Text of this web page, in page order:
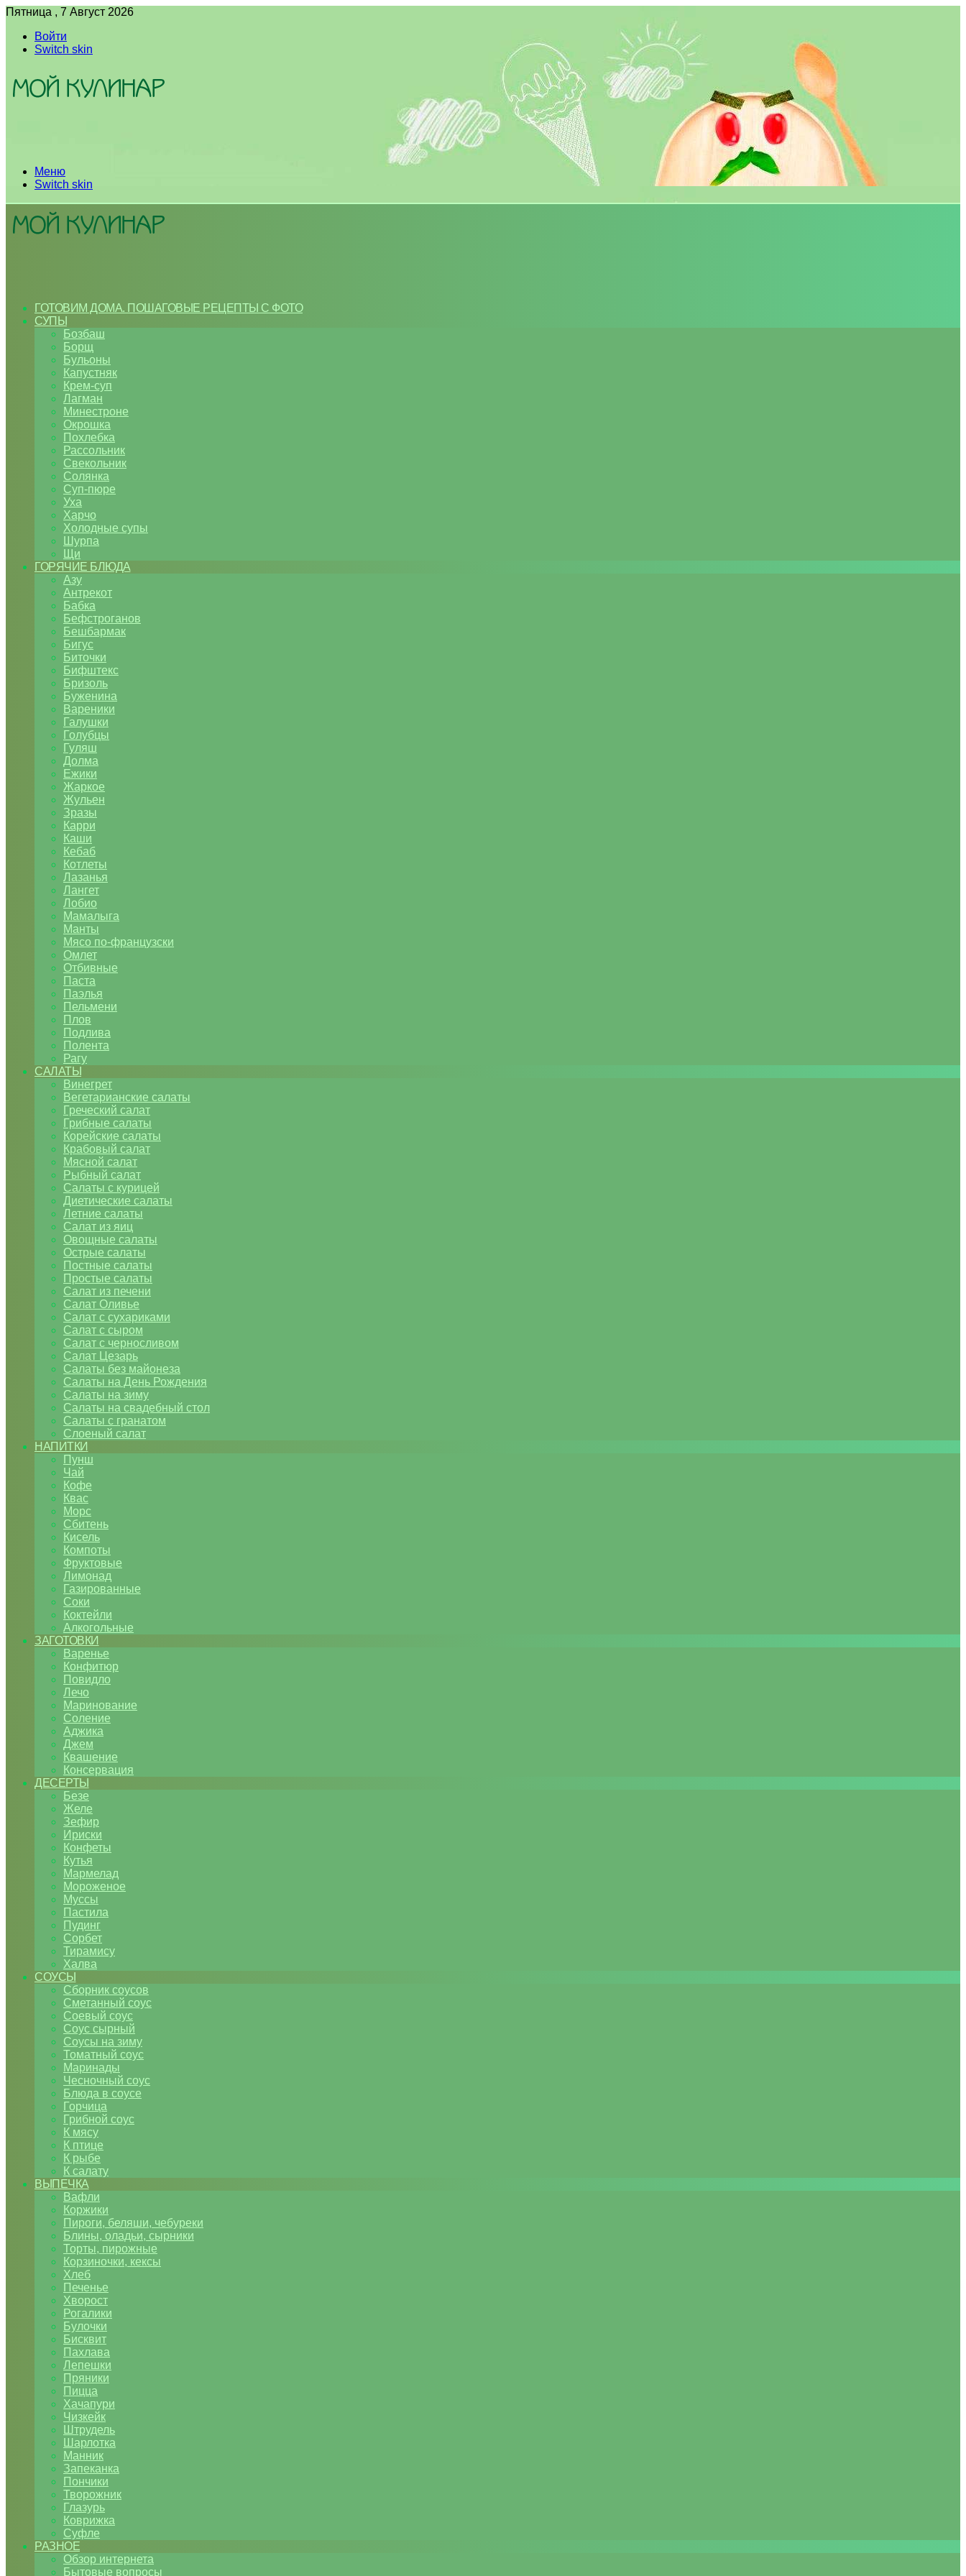
Пятница , 7 Август 2026
Войти
Switch skin
Меню
Switch skin
ГОТОВИМ ДОМА. ПОШАГОВЫЕ РЕЦЕПТЫ С ФОТО
СУПЫ
Бозбаш
Борщ
Бульоны
Капустняк
Крем-суп
Лагман
Минестроне
Окрошка
Похлебка
Рассольник
Свекольник
Солянка
Суп-пюре
Уха
Харчо
Холодные супы
Шурпа
Щи
ГОРЯЧИЕ БЛЮДА
Азу
Антрекот
Бабка
Бефстроганов
Бешбармак
Бигус
Биточки
Бифштекс
Бризоль
Буженина
Вареники
Галушки
Голубцы
Гуляш
Долма
Ежики
Жаркое
Жульен
Зразы
Карри
Каши
Кебаб
Котлеты
Лазанья
Лангет
Лобио
Мамалыга
Манты
Мясо по-французски
Омлет
Отбивные
Паста
Паэлья
Пельмени
Плов
Подлива
Полента
Рагу
САЛАТЫ
Винегрет
Вегетарианские салаты
Греческий салат
Грибные салаты
Корейские салаты
Крабовый салат
Мясной салат
Рыбный салат
Салаты с курицей
Диетические салаты
Летние салаты
Салат из яиц
Овощные салаты
Острые салаты
Постные салаты
Простые салаты
Салат из печени
Салат Оливье
Салат с сухариками
Салат с сыром
Салат с черносливом
Салат Цезарь
Салаты без майонеза
Салаты на День Рождения
Салаты на зиму
Салаты на свадебный стол
Салаты с гранатом
Слоеный салат
НАПИТКИ
Пунш
Чай
Кофе
Квас
Морс
Сбитень
Кисель
Компоты
Фруктовые
Лимонад
Газированные
Соки
Коктейли
Алкогольные
ЗАГОТОВКИ
Варенье
Конфитюр
Повидло
Лечо
Маринование
Соление
Аджика
Джем
Квашение
Консервация
ДЕСЕРТЫ
Безе
Желе
Зефир
Ириски
Конфеты
Кутья
Мармелад
Мороженое
Муссы
Пастила
Пудинг
Сорбет
Тирамису
Халва
СОУСЫ
Сборник соусов
Сметанный соус
Соевый соус
Соус сырный
Соусы на зиму
Томатный соус
Маринады
Чесночный соус
Блюда в соусе
Горчица
Грибной соус
К мясу
К птице
К рыбе
К салату
ВЫПЕЧКА
Вафли
Коржики
Пироги, беляши, чебуреки
Блины, оладьи, сырники
Торты, пирожные
Корзиночки, кексы
Хлеб
Печенье
Хворост
Рогалики
Булочки
Бисквит
Пахлава
Лепешки
Пряники
Пицца
Хачапури
Чизкейк
Штрудель
Шарлотка
Манник
Запеканка
Пончики
Творожник
Глазурь
Коврижка
Суфле
РАЗНОЕ
Обзор интернета
Бытовые вопросы